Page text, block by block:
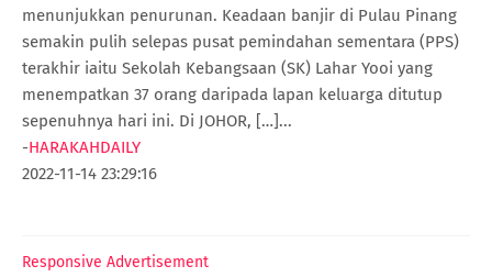
menunjukkan penurunan. Keadaan banjir di Pulau Pinang
semakin pulih selepas pusat pemindahan sementara (PPS)
terakhir iaitu Sekolah Kebangsaan (SK) Lahar Yooi yang
menempatkan 37 orang daripada lapan keluarga ditutup
sepenuhnya hari ini. Di JOHOR, […]...
-HARAKAHDAILY
2022-11-14 23:29:16
Responsive Advertisement